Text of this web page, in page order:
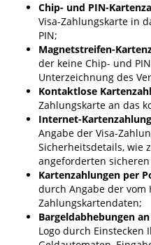
Chip- und PIN-
Visa-Zahlungskarte in
PIN;
Magnetstreifen-
der keine Chip- und
Unterzeichnung des
Kontaktlose
Zahlungskarte an das
Internet-
Angabe der Visa-
Sicherheitsdetails, wie
angeforderten
Kartenzahlungen per
durch Angabe der vom
Zahlungskartendaten;
Bargeldabhebungen
Logo durch Einstecken